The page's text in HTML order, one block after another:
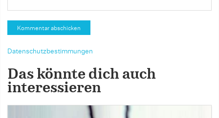
Datenschutzbestimmungen
Das könnte dich auch
interessieren